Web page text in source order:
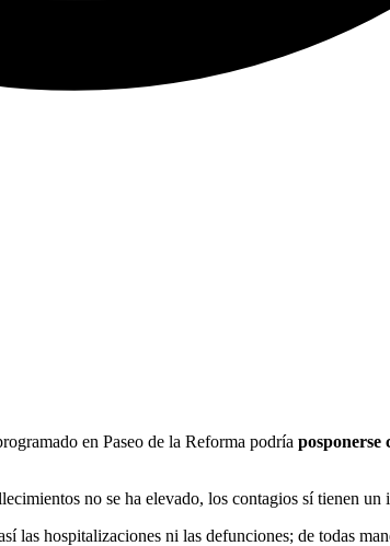
en Paseo de la Reforma podría posponerse
no se ha elevado, los contagios sí tienen un
las hospitalizaciones ni las defunciones; de todas